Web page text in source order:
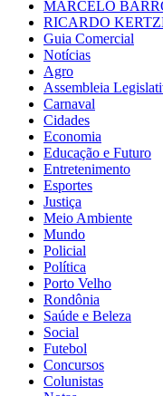
MARCELO
RICARDO
Guia Comercial
Notícias
Agro
Assembleia
Carnaval
Cidades
Economia
Educação e Futuro
Entretenimento
Esportes
Justiça
Meio Ambiente
Mundo
Policial
Política
Porto Velho
Rondônia
Saúde e Beleza
Social
Futebol
Concursos
Colunistas